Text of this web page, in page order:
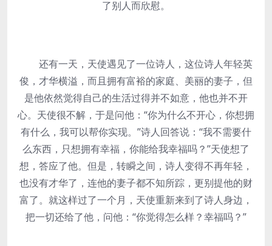
了别人而欣慰。
还有一天，天使遇见了一位诗人，这位诗人年轻英
俊，才华横溢，而且拥有富裕的家庭、美丽的妻子，但
是他依然觉得自己的生活过得并不如意，他也并不开
心。天使很不解，于是问他：“你为什么不开心，你想拥
有什么，我可以帮你实现。”诗人回答说：“我不需要什
么东西，只想拥有幸福，你能给我幸福吗？”天使想了
想，答应了他。但是，转瞬之间，诗人变得不再年轻，
也没有才华了，连他的妻子都不知所踪，更别提他的财
富了。就这样过了一个月，天使重新来到了诗人身边，
把一切还给了他，问他：“你觉得怎么样？幸福吗？”